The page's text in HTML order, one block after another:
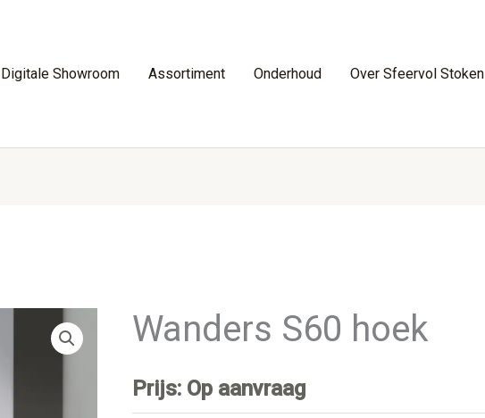
Digitale Showroom Assortiment Onderhoud Over Sfeervol Stoken
Wanders S60 hoek
Prijs: Op aanvraag